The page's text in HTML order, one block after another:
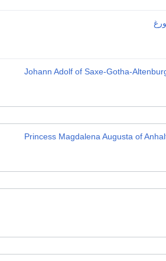
Johann Adolf of Saxe-Gotha-
Princess Magdalena Augusta of